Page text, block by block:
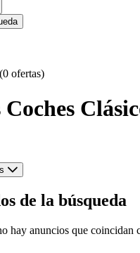
(0 ofertas)
de la búsqueda
hay anuncios que coincidan